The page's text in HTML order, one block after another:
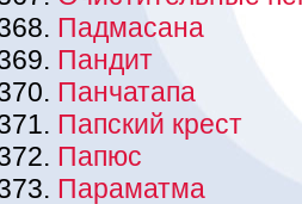
Падмасана
Пандит
Панчатапа
Папский крест
Папюс
Параматма